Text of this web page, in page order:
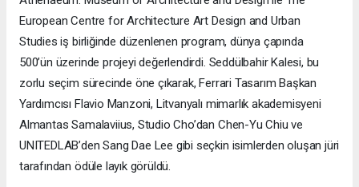
European Centre for Architecture Art Design and Urban
Studies iş birliğinde düzenlenen program, dünya çapında
500’ün üzerinde projeyi değerlendirdi. Seddülbahir Kalesi, bu
zorlu seçim sürecinde öne çıkarak, Ferrari Tasarım Başkan
Yardımcısı Flavio Manzoni, Litvanyalı mimarlık akademisyeni
Almantas Samalaviius, Studio Cho’dan Chen-Yu Chiu ve
UNITEDLAB’den Sang Dae Lee gibi seçkin isimlerden oluşan jüri
tarafından ödüle layık görüldü.